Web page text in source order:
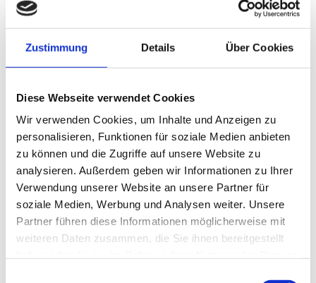
Zustimmung Details Über Cookies
Diese Webseite verwendet Cookies
Wir verwenden Cookies, um Inhalte und Anzeigen zu
personalisieren, Funktionen für soziale Medien anbieten
zu können und die Zugriffe auf unsere Website zu
analysieren. Außerdem geben wir Informationen zu Ihrer
Verwendung unserer Website an unsere Partner für
soziale Medien, Werbung und Analysen weiter. Unsere
Partner führen diese Informationen möglicherweise mit
weiteren Daten zusammen, die Sie ihnen bereitgestellt
Jetzt für unseren Newsletter
anmelden
Vorname